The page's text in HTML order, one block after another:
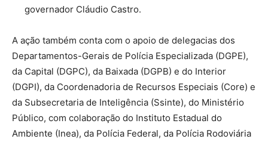
governador Cláudio Castro.
A ação também conta com o apoio de delegacias dos
Departamentos-Gerais de Polícia Especializada (DGPE),
da Capital (DGPC), da Baixada (DGPB) e do Interior
(DGPI), da Coordenadoria de Recursos Especiais (Core) e
da Subsecretaria de Inteligência (Ssinte), do Ministério
Público, com colaboração do Instituto Estadual do
Ambiente (Inea), da Polícia Federal, da Polícia Rodoviária